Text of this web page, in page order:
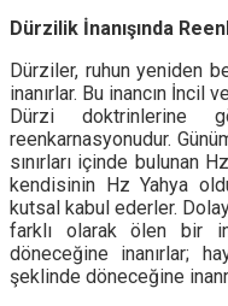
Dürzilik İnanışında
Dürziler, ruhun yeniden
inanırlar. Bu inancın İncil
Dürzi doktrinlerine
reenkarnasyonudur.
sınırları içinde bulunan
kendisinin Hz Yahya
kutsal kabul ederler.
farklı olarak ölen bir
döneceğine inanırlar;
şeklinde döneceğine